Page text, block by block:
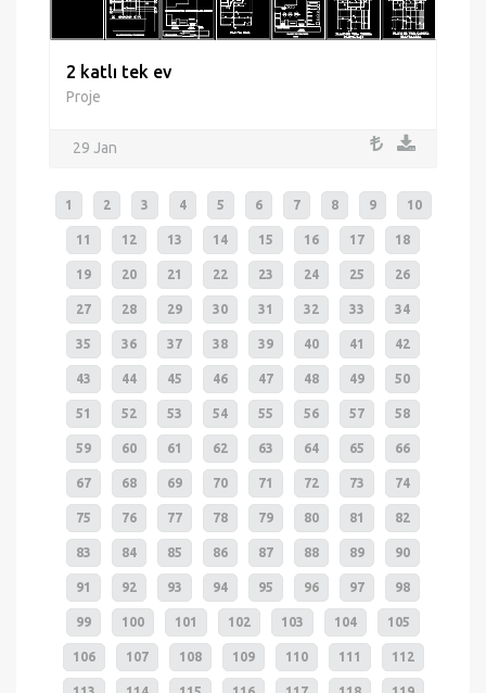
2 katlı tek ev
Proje
29 Jan
1 2 3 4 5 6 7 8 9 10
11 12 13 14 15 16 17 18
19 20 21 22 23 24 25 26
27 28 29 30 31 32 33 34
35 36 37 38 39 40 41 42
43 44 45 46 47 48 49 50
51 52 53 54 55 56 57 58
59 60 61 62 63 64 65 66
67 68 69 70 71 72 73 74
75 76 77 78 79 80 81 82
83 84 85 86 87 88 89 90
91 92 93 94 95 96 97 98
99 100 101 102 103 104 105
106 107 108 109 110 111 112